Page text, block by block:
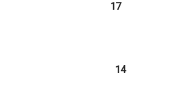
– – 17 17
– – 14 14